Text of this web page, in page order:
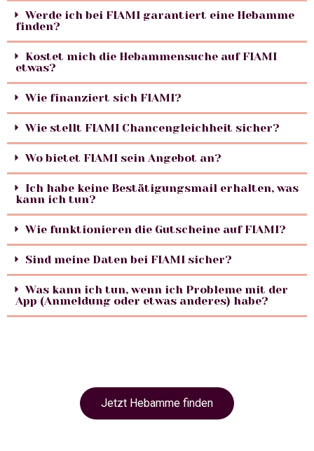
Werde ich bei FIAMI garantiert eine Hebamme
finden?
Kostet mich die Hebammensuche auf FIAMI
etwas?
Wie finanziert sich FIAMI?
Wie stellt FIAMI Chancengleichheit sicher?
Wo bietet FIAMI sein Angebot an?
Ich habe keine Bestätigungsmail erhalten, was
kann ich tun?
Wie funktionieren die Gutscheine auf FIAMI?
Sind meine Daten bei FIAMI sicher?
Was kann ich tun, wenn ich Probleme mit der
App (Anmeldung oder etwas anderes) habe?
Jetzt Hebamme finden